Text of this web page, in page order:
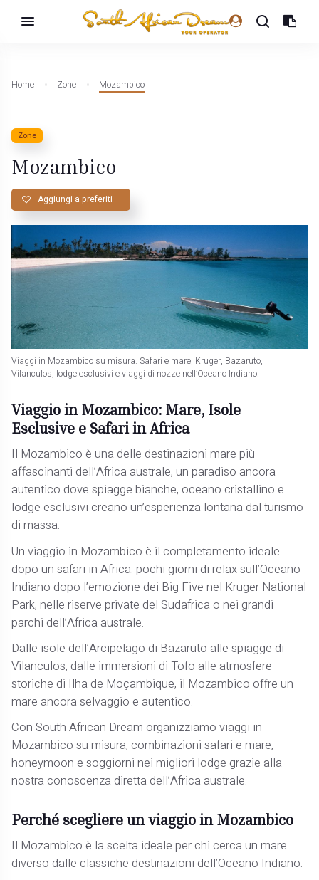
Home Zone Mozambico
Zone
Mozambico
Aggiungi a preferiti
Viaggi in Mozambico su misura. Safari e mare, Kruger, Bazaruto,
Vilanculos, lodge esclusivi e viaggi di nozze nell’Oceano Indiano.
Viaggio in Mozambico: Mare, Isole
Esclusive e Safari in Africa
Il Mozambico è una delle destinazioni mare più
affascinanti dell’Africa australe, un paradiso ancora
autentico dove spiagge bianche, oceano cristallino e
lodge esclusivi creano un’esperienza lontana dal turismo
di massa.
Un viaggio in Mozambico è il completamento ideale
dopo un safari in Africa: pochi giorni di relax sull’Oceano
Indiano dopo l’emozione dei Big Five nel Kruger National
Park, nelle riserve private del Sudafrica o nei grandi
parchi dell’Africa australe.
Dalle isole dell’Arcipelago di Bazaruto alle spiagge di
Vilanculos, dalle immersioni di Tofo alle atmosfere
storiche di Ilha de Moçambique, il Mozambico offre un
mare ancora selvaggio e autentico.
Con South African Dream organizziamo viaggi in
Mozambico su misura, combinazioni safari e mare,
honeymoon e soggiorni nei migliori lodge grazie alla
nostra conoscenza diretta dell’Africa australe.
Perché scegliere un viaggio in Mozambico
Il Mozambico è la scelta ideale per chi cerca un mare
diverso dalle classiche destinazioni dell’Oceano Indiano.